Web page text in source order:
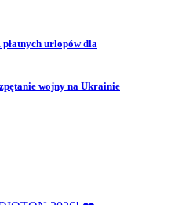
urlopów dla
wojny na Ukrainie